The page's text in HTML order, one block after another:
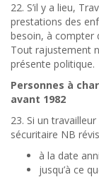
22. S’il y a lieu,
prestations des
besoin, à compter
Tout rajustement
présente politique.
Personnes à
avant 1982
23. Si un
sécuritaire NB
à la date
jusqu’à ce